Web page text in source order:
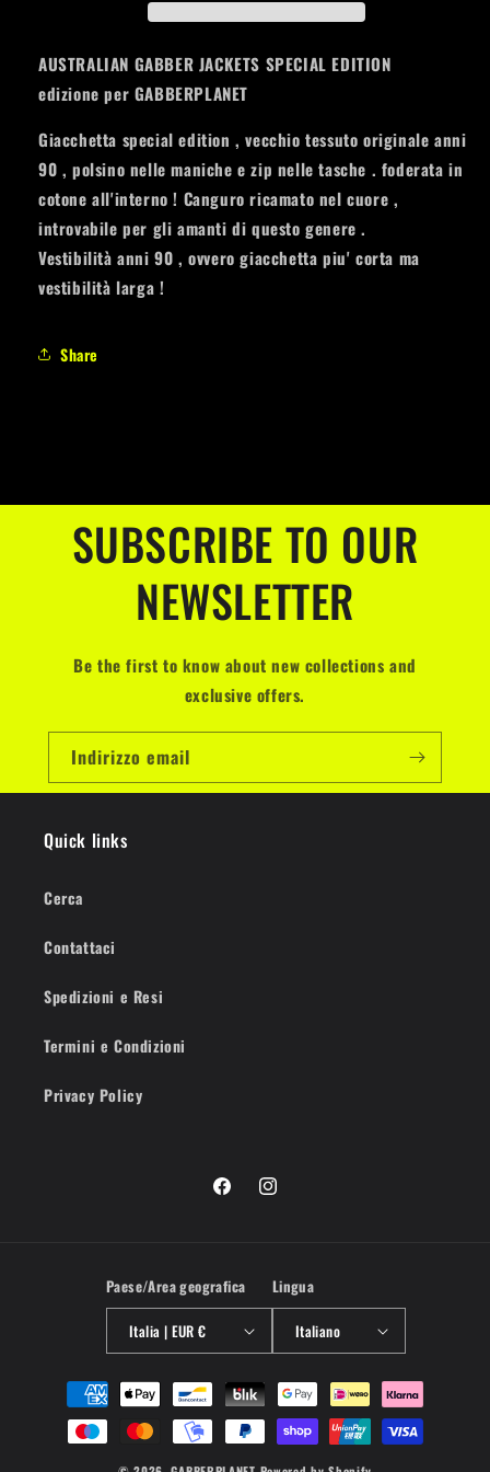
SPUGC0002
404-
404-
16
AUSTRALIAN GABBER JACKETS SPECIAL EDITION
edizione per GABBERPLANET
Giacchetta special edition , vecchio tessuto originale anni
90 , polsino nelle maniche e zip nelle tasche . foderata in
cotone all'interno ! Canguro ricamato nel cuore ,
introvabile per gli amanti di questo genere .
Vestibilità anni 90 , ovvero giacchetta piu' corta ma
vestibilità larga !
Share
SUBSCRIBE TO OUR
NEWSLETTER
Be the first to know about new collections and
exclusive offers.
Indirizzo email
Quick links
Cerca
Contattaci
Spedizioni e Resi
Termini e Condizioni
Privacy Policy
FacebookInstagram
Paese/Area geografica
Italia | EUR €
Lingua
Italiano
Metodi
pagamento